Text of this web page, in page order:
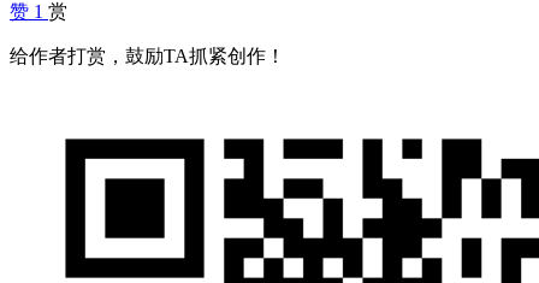
赞 1 赏
给作者打赏，鼓励TA抓紧创作！